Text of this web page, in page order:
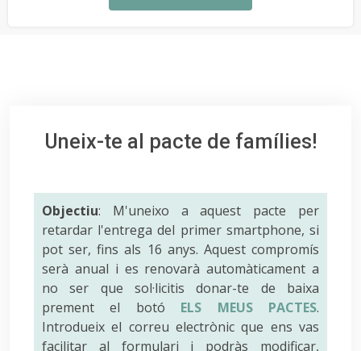
Uneix-te al pacte de famílies!
Objectiu: M'uneixo a aquest pacte per
retardar l'entrega del primer smartphone, si
pot ser, fins als 16 anys. Aquest compromís
serà anual i es renovarà automàticament a
no ser que sol·licitis donar-te de baixa
prement el botó ELS MEUS PACTES.
Introdueix el correu electrònic que ens vas
facilitar al formulari i podràs modificar,